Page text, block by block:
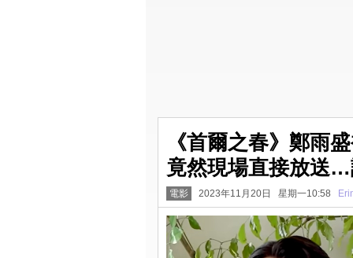
《首爾之春》鄭雨
竟然現場直接放送
電影 2023年11月20日 星期一10:58